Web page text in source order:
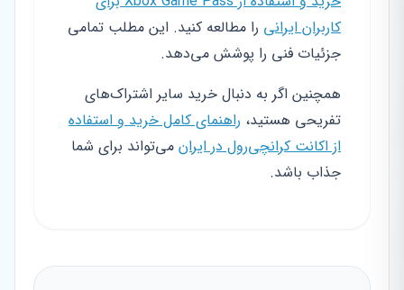
کاربران ایرانی را مطالعه کنید. این مطلب تمامی
جزئیات فنی را پوشش می‌دهد.
همچنین اگر به دنبال خرید سایر اشتراک‌های
تفریحی هستید، راهنمای کامل خرید و استفاده
از اکانت کرانچی‌رول در ایران می‌تواند برای شما
جذاب باشد.